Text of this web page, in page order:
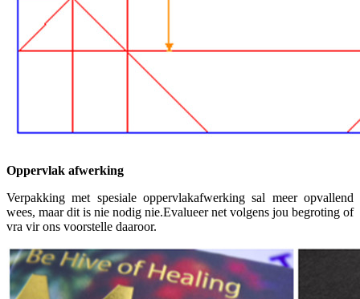
Oppervlak afwerking
Verpakking met spesiale oppervlakafwerking sal meer opvallend
wees, maar dit is nie nodig nie.Evalueer net volgens jou begroting of
vra vir ons voorstelle daaroor.